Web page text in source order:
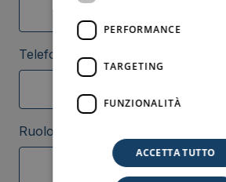
Telefono*
Ruolo/i di interesse*
PERFORMANCE
TARGETING
FUNZIONALITÀ
ACCETTA TUTTO